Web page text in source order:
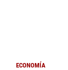
ECONOMÍA